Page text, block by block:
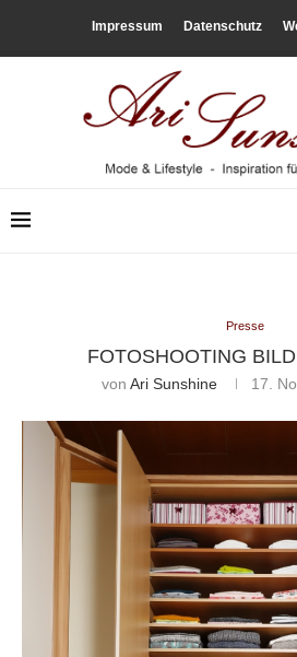
Impressum Datenschutz
Presse
FOTOSHOOTING
von Ari Sunshine 17.